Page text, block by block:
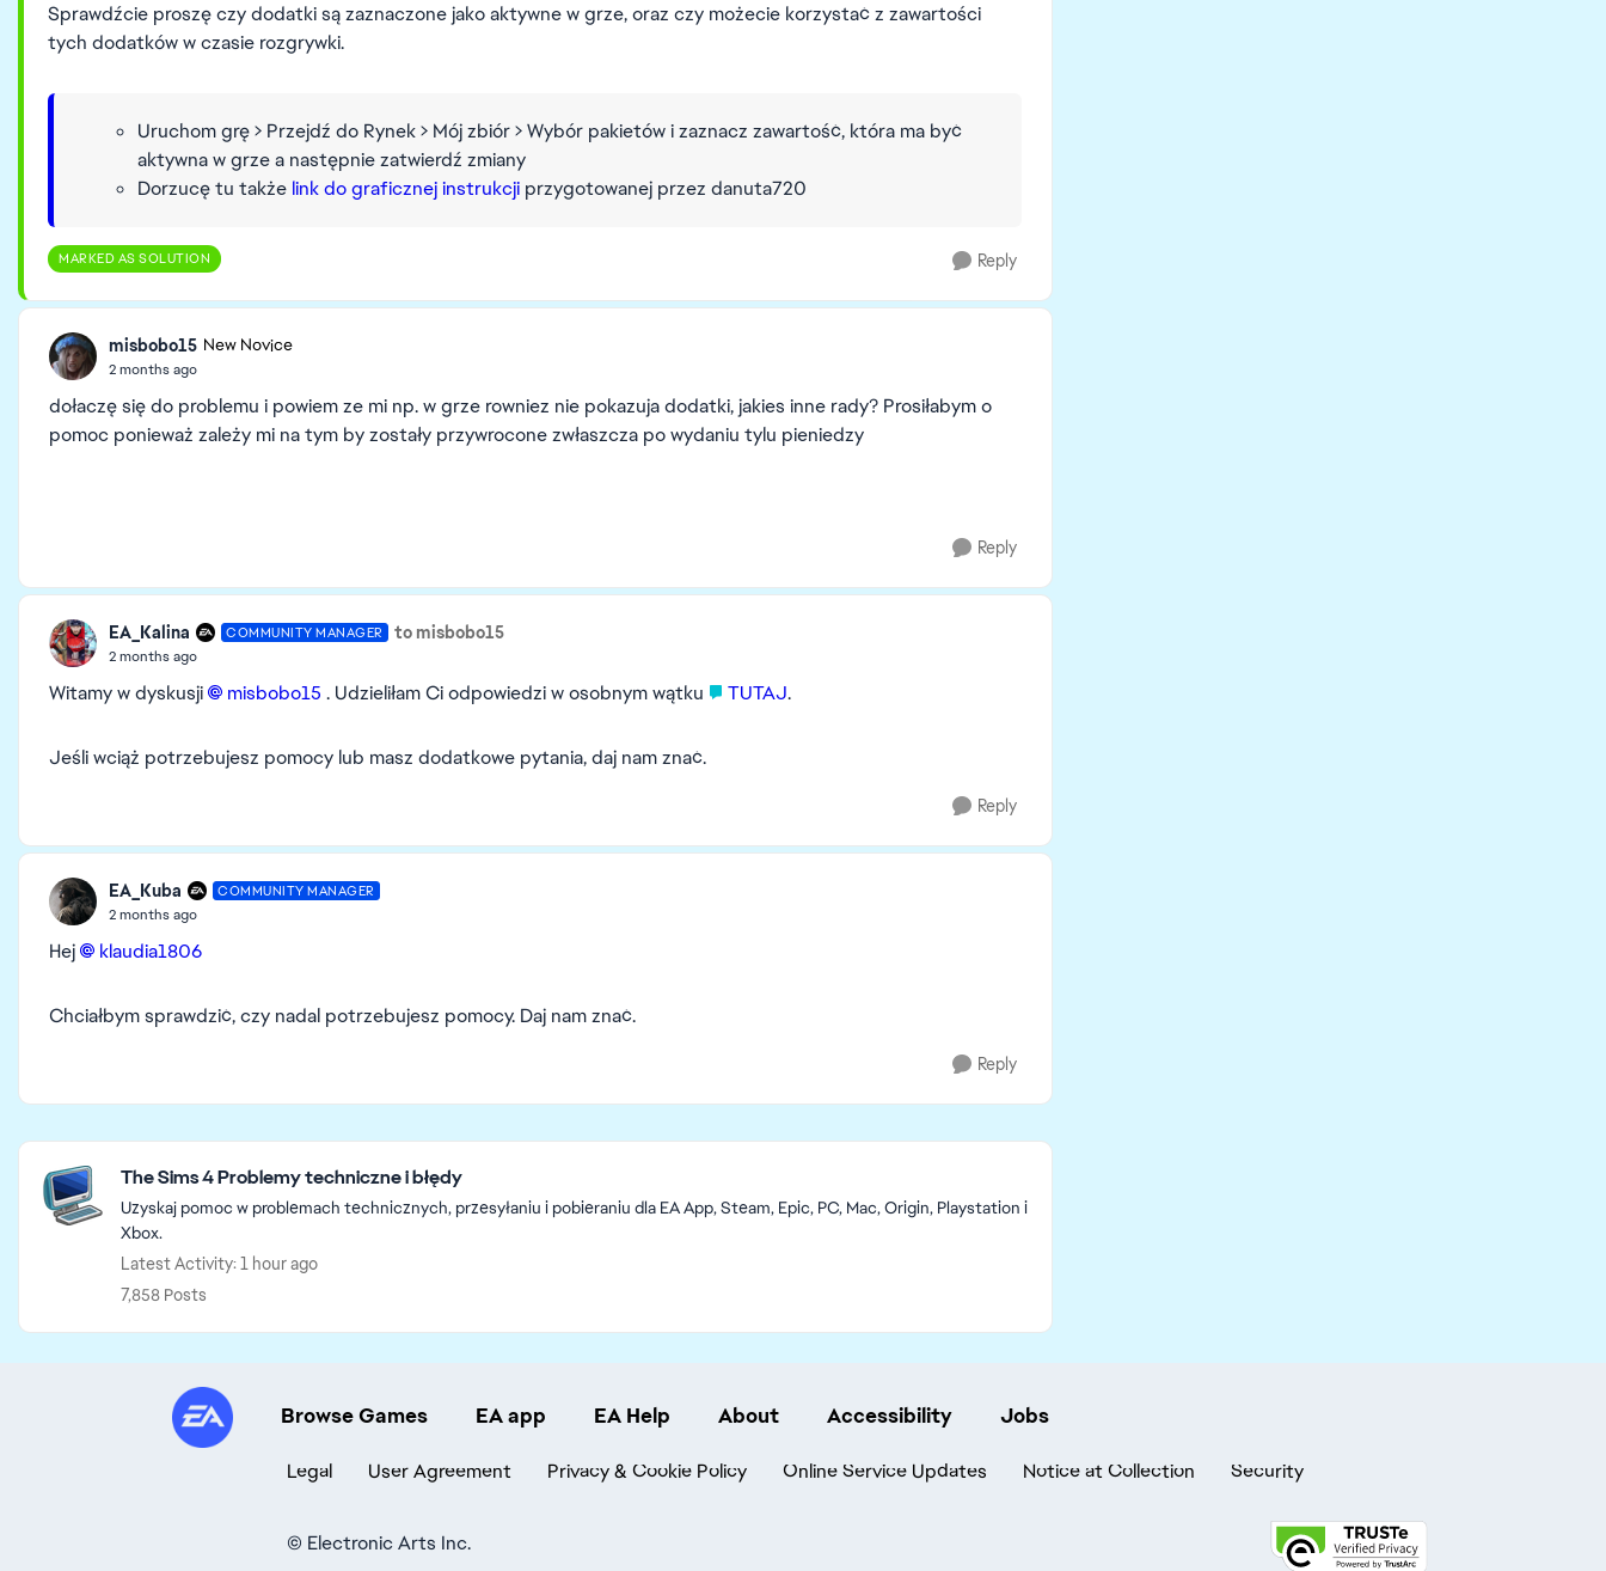
Sprawdźcie proszę czy dodatki są zaznaczone jako aktywne w grze, oraz czy możecie korzystać z zawartości
tych dodatków w czasie rozgrywki.
Uruchom grę > Przejdź do Rynek > Mój zbiór > Wybór pakietów i zaznacz zawartość, która ma być
aktywna w grze a następnie zatwierdź zmiany
Dorzucę tu także link do graficznej instrukcji przygotowanej przez danuta720
MARKED AS SOLUTION Reply
misbobo15 New Novice
2 months ago
dołaczę się do problemu i powiem ze mi np. w grze rowniez nie pokazuja dodatki, jakies inne rady? Prosiłabym o
pomoc ponieważ zależy mi na tym by zostały przywrocone zwłaszcza po wydaniu tylu pieniedzy
Reply
EA_Kalina COMMUNITY MANAGER to misbobo15
2 months ago
Witamy w dyskusji misbobo15​ . Udzieliłam Ci odpowiedzi w osobnym wątku TUTAJ.
Jeśli wciąż potrzebujesz pomocy lub masz dodatkowe pytania, daj nam znać.
Reply
EA_Kuba COMMUNITY MANAGER
2 months ago
Hej klaudia1806​
Chciałbym sprawdzić, czy nadal potrzebujesz pomocy. Daj nam znać.
Reply
Featured Places
The Sims 4 Problemy techniczne i błędy
Uzyskaj pomoc w problemach technicznych, przesyłaniu i pobieraniu dla EA App, Steam, Epic, PC, Mac, Origin, Playstation i
Xbox.
Latest Activity: 1 hour ago
7,858 Posts
Browse Games EA app EA Help About Accessibility Jobs
Legal User Agreement Privacy & Cookie Policy Online Service Updates Notice at Collection Security
© Electronic Arts Inc.